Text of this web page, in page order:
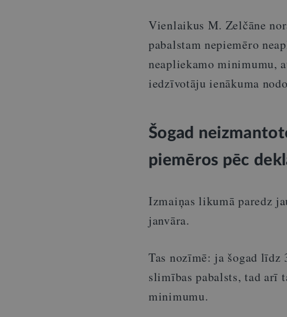
Vienlaikus M. Zelčāne
pabalstam nepiemēro
neapliekamo minimumu,
iedzīvotāju ienākuma
Šogad
piemēros pēc
Izmaiņas likumā paredz
janvāra.
Tas nozīmē: ja šogad
slimības pabalsts, tad arī
minimumu.